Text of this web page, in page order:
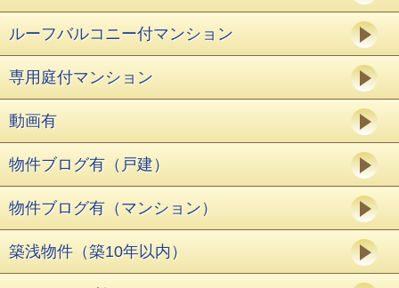
ルーフバルコニー付マンション
専用庭付マンション
動画有
物件ブログ有（戸建）
物件ブログ有（マンション）
築浅物件（築10年以内）